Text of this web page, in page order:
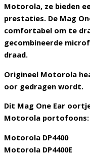
Motorola, ze bieden
prestaties. De Mag
comfortabel om te
gecombineerde
draad.
Origineel Motorola
oor gedragen wordt.
Dit Mag One Ear
Motorola portofoons:
Motorola DP4400
Motorola DP4400E